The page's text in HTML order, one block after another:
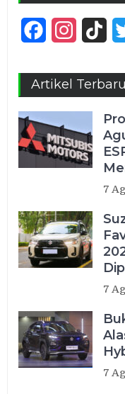
Facebook
Artikel Terbaru
7
7
7